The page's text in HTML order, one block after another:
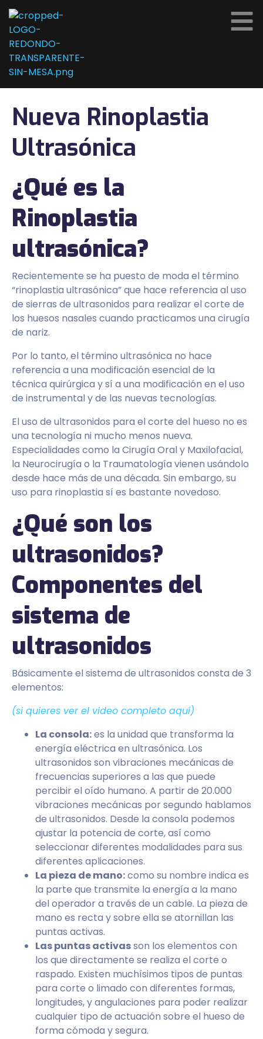
Nueva Rinoplastia
Ultrasónica
¿Qué es la
Rinoplastia
ultrasónica?
Recientemente se ha puesto de moda el término
“rinoplastia ultrasónica” que hace referencia al uso
de sierras de ultrasonidos para realizar el corte de
los huesos nasales cuando practicamos una cirugía
de nariz.
Por lo tanto, el término ultrasónica no hace
referencia a una modificación esencial de la
técnica quirúrgica y sí a una modificación en el uso
de instrumental y de las nuevas tecnologías.
El uso de ultrasonidos para el corte del hueso no es
una tecnología ni mucho menos nueva.
Especialidades como la Cirugía Oral y Maxilofacial,
la Neurocirugía o la Traumatología vienen usándolo
desde hace más de una década. Sin embargo, su
uso para rinoplastia sí es bastante novedoso.
¿Qué son los
ultrasonidos?
Componentes del
sistema de
ultrasonidos
Básicamente el sistema de ultrasonidos consta de 3
elementos:
(si quieres ver el video completo aquí)
La consola:es la unidad que transforma la
energía eléctrica en ultrasónica. Los
ultrasonidos son vibraciones mecánicas de
frecuencias superiores a las que puede
percibir el oído humano. A partir de 20.000
vibraciones mecánicas por segundo hablamos
de ultrasonidos. Desde la consola podemos
ajustar la potencia de corte, así como
seleccionar diferentes modalidades para sus
diferentes aplicaciones.
La pieza de mano:como su nombre indica es
la parte que transmite la energía a la mano
del operador a través de un cable. La pieza de
mano es recta y sobre ella se atornillan las
puntas activas.
Las puntas activasson los elementos con
los que directamente se realiza el corte o
raspado. Existen muchísimos tipos de puntas
para corte o limado con diferentes formas,
longitudes, y angulaciones para poder realizar
cualquier tipo de actuación sobre el hueso de
forma cómoda y segura.